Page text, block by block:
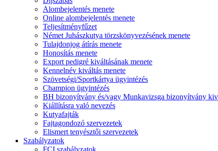
Alombejelentés menete
Online alombejelentés menete
Teljesítményfűzet
Német Juhászkutya törzskönyvezésének menete
Tulajdonjog átírás menete
Honosítás menete
Export pedigré kiváltásának menete
Kennelnév kiváltás menete
Szövetségi/Sportkártya ügyintézés
Champion ügyintézés
BH bizonyítvány és/vagy Munkavizsga bizonyítvány
Kiállításra való nevezés
Kutyafajták
Fajtagondozó szervezetek
Elismert tenyésztői szervezetek
Szabályzatok
FCI szabályzatok